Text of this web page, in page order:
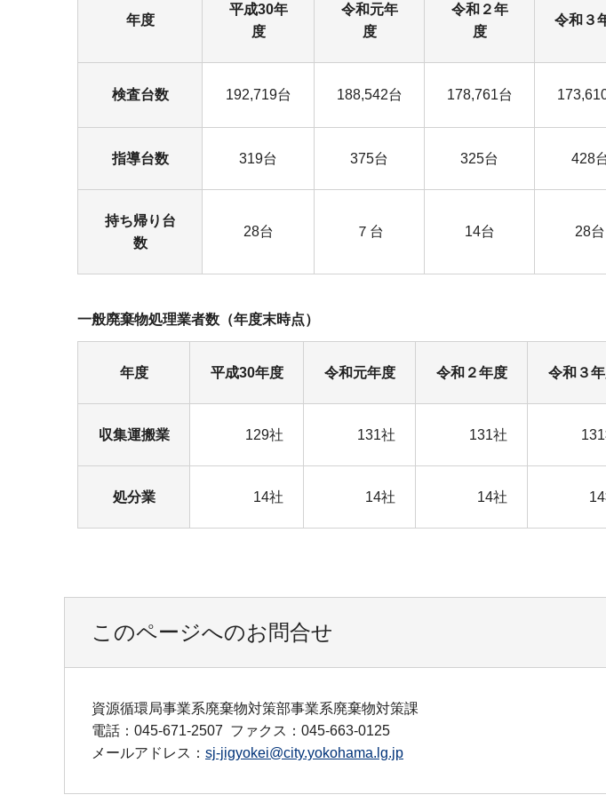
年度
平成30年
度
令和元年
度
令和２年
度
令和３
検査台数 192,719台 188,542台 178,761台
指導台数 319台 375台 325台 428
持ち帰り台
数
28台 ７台 14台 28台
一般廃棄物処理業者数（年度末時点）
年度 平成30年度 令和元年度 令和２年度 令和３
収集運搬業 129社 131社 131社
処分業 14社 14社 14社
このページへのお問合せ
資源循環局事業系廃棄物対策部事業系廃棄物対策課
電話：045-671-2507 ファクス：045-663-0125
メールアドレス： sj-jigyokei@city.yokohama.lg.jp